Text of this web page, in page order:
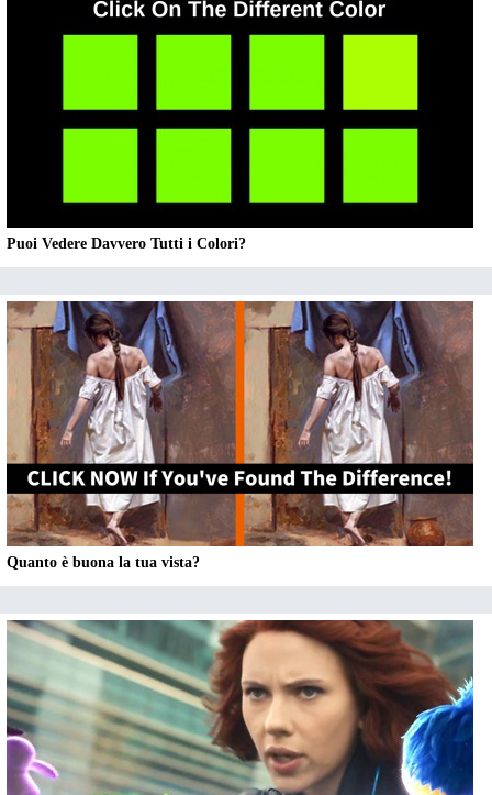
Puoi Vedere Davvero Tutti i Colori?
Quanto è buona la tua vista?